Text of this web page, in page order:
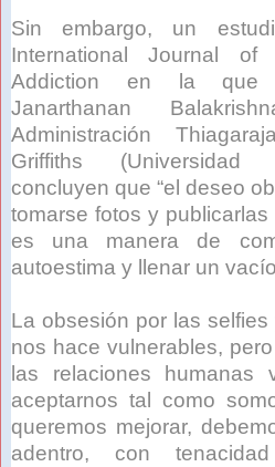
Sin embargo, un
International Journal
Addiction en la que
Janarthanan
Administración
Griffiths (Universidad
concluyen que “el deseo
tomarse fotos y
es una manera de
autoestima y llenar un
La obsesión por las
nos hace vulnerables,
las relaciones humanas
aceptarnos tal como
queremos mejorar,
adentro, con